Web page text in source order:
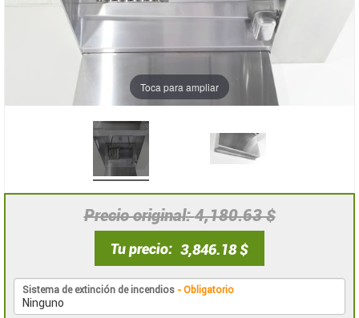
Precio original 4,180.63 $
Tu precio 3,846.18 $
Sistema de extinción de incendios - Obligatorio
Toca para ampliar